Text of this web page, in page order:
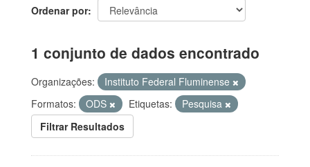
Ordenar por
1 conjunto de dados encontrado
Organizações:
Instituto Federal Fluminense
Formatos:
ODS Etiquetas:
Pesquisa
Filtrar Resultados